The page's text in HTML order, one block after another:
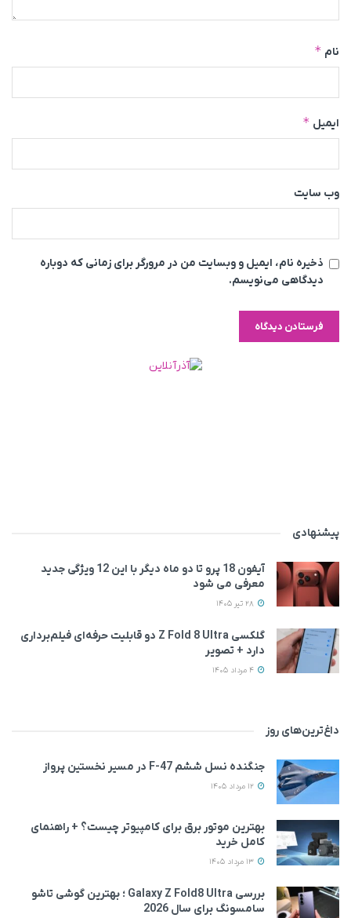
نام *
ایمیل *
وب‌ سایت
ذخیره نام، ایمیل و وبسایت من در مرورگر برای زمانی که دوباره
دیدگاهی می‌نویسم.
پیشنهادی
آیفون 18 پرو تا دو ماه دیگر با این 12 ویژگی جدید
معرفی می‌ شود
گلکسی Z Fold 8 Ultra دو قابلیت حرفه‌ای فیلم‌برداری
دارد + تصویر
داغ‌ترین‌های روز
جنگنده نسل ششم F-47 در مسیر نخستین پرواز
بهترین موتور برق برای کامپیوتر چیست؟ + راهنمای
کامل خرید
بررسی Galaxy Z Fold8 Ultra ؛ بهترین گوشی تاشو
سامسونگ برای سال 2026